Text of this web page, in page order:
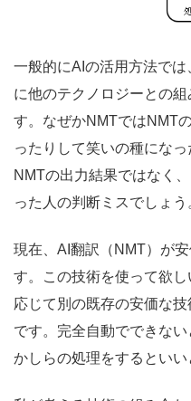
一般的にAIの活用方法で
に他のテクノロジーとの
す。なぜかNMTではNMT
ったりして笑いの種にな
NMTの出力結果ではなく
った人の判断ミスでしょう
現在、AI翻訳（NMT）が
す。この技術を使って欲
応じて別の既存の安価な
です。完全自動でできな
かしらの処理をするといい